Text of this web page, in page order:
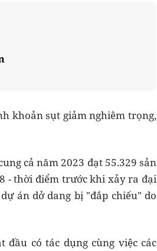
khoản sụt giảm nghiêm trọng,
cả năm 2023 đạt 55.329 sản
- thời điểm trước khi xảy ra đại
án dở dang bị "đắp chiếu" do
có tác dụng cùng việc các